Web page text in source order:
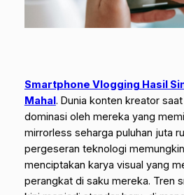
Smartphone Vlogging Hasil
Mahal. Dunia konten kreator
dominasi oleh mereka yang
mirrorless seharga puluhan juta
pergeseran teknologi
menciptakan karya visual yang
perangkat di saku mereka. Tren